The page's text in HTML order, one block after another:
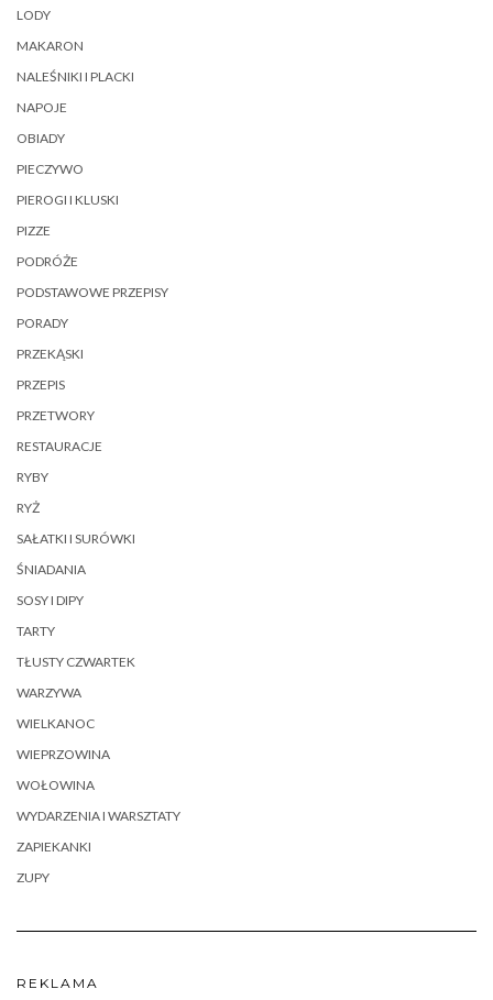
LODY
MAKARON
NALEŚNIKI I PLACKI
NAPOJE
OBIADY
PIECZYWO
PIEROGI I KLUSKI
PIZZE
PODRÓŻE
PODSTAWOWE PRZEPISY
PORADY
PRZEKĄSKI
PRZEPIS
PRZETWORY
RESTAURACJE
RYBY
RYŻ
SAŁATKI I SURÓWKI
ŚNIADANIA
SOSY I DIPY
TARTY
TŁUSTY CZWARTEK
WARZYWA
WIELKANOC
WIEPRZOWINA
WOŁOWINA
WYDARZENIA I WARSZTATY
ZAPIEKANKI
ZUPY
REKLAMA